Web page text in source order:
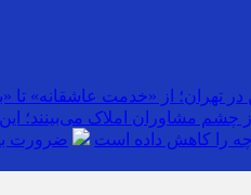
تهران؛ از «خدمت عاشقانه» تا
چشم مشاوران املاک می‌بینند؛
را کاهش داده است
ضرورت